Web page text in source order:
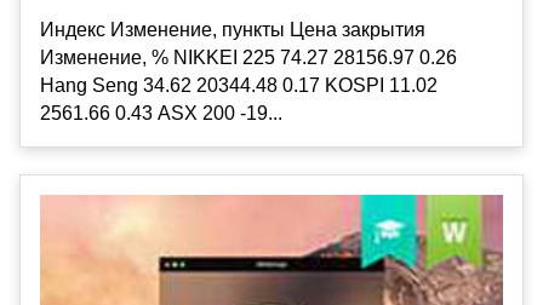
Индекс Изменение, пункты Цена закрытия
Изменение, % NIKKEI 225 74.27 28156.97 0.26
Hang Seng 34.62 20344.48 0.17 KOSPI 11.02
2561.66 0.43 ASX 200 -19...